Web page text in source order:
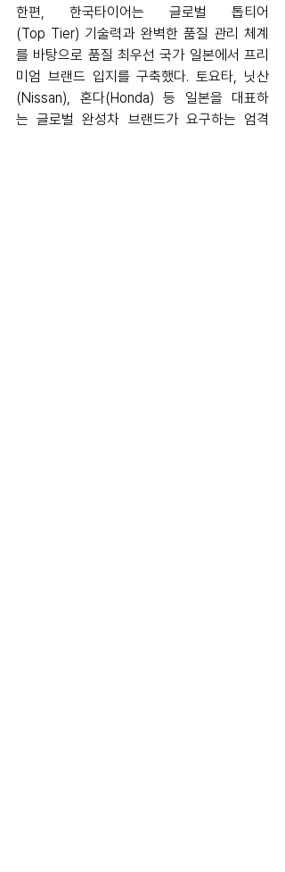
한편, 한국타이어는 글로벌 톱티어
(Top Tier) 기술력과 완벽한 품질 관리 체계
를 바탕으로 품질 최우선 국가 일본에서 프리
미엄 브랜드 입지를 구축했다. 토요타, 닛산
(Nissan), 혼다(Honda) 등 일본을 대표하
는 글로벌 완성차 브랜드가 요구하는 엄격